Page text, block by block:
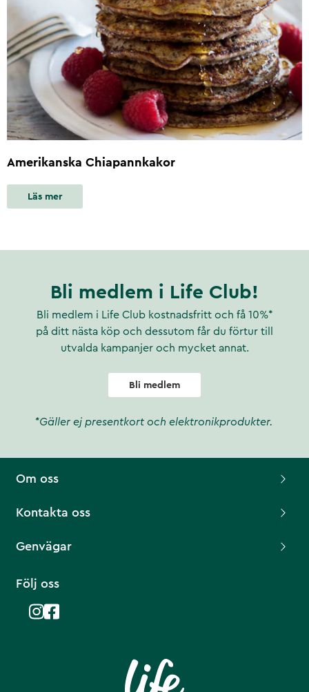
Amerikanska Chiapannkakor
Läs mer
Bli medlem i Life Club!
Bli medlem i Life Club kostnadsfritt och få 10%*
på ditt nästa köp och dessutom får du förtur till
utvalda kampanjer och mycket annat.
Bli medlem
*Gäller ej presentkort och elektronikprodukter.
Om oss
Kontakta oss
Genvägar
Följ oss